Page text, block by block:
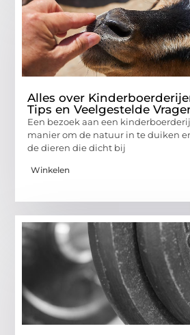
Alles over
Tips en Veelgestelde
Een bezoek aan een
manier om de natuur in te duiken
de dieren die dicht bij
Winkelen